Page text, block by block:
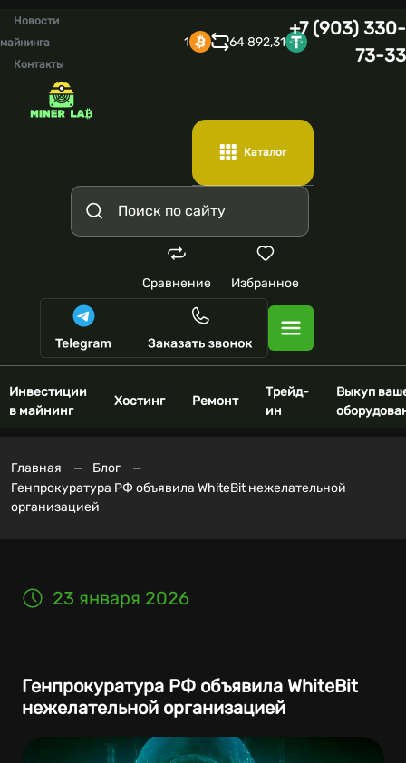
Новости
майнинга
Контакты
1 64 892,31
+7 (903) 330-
73-33
Каталог
Сравнение Избранное
Инвестиции
в майнинг
Хостинг Ремонт
Трейд-
ин
Выкуп
Главная — Блог
—
Генпрокуратура РФ объявила WhiteBit нежелательной
организацией
23 января 2026
Генпрокуратура РФ объявила WhiteBit
нежелательной организацией